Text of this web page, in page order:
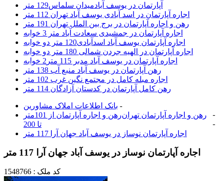
آپارتمان در یوسف آبادمیدان سلماس129 متر
اجاره آپارتمان در اسد آبادی یوسف آباد تهران 112 متر
رهن و اجاره آپارتمان در برج بین الملل تهران 191 متر
اجاره آپارتمان در جمشیدی سعادت آباد متر 3 خوابه
اجاره آپارتمان یوسف آباد اسدآبادی120 متر دو خوابه
اجاره آپارتمان در الهیه جردن شمالی 180 متر دو خوابه
اجاره آپارتمان در یوسف آباد مدبر 115 متر2 خوابه
رهن آپارتمان در یوسف آباد منبع آب 138 متر
اجاره مبله کامل در مجتمع نگین غرب 102 متر
رهن کامل آپارتمان در کدستان آزادگان 114 متر
بانک اطلاعات املاک مشاورين -
رهن و اجاره آپارتمان تهران
-
رهن و اجاره آپارتمان از 101متر
تا 200
-
اجاره آپارتمان نوساز در یوسف آباد جهان آرا 117 متر
اجاره آپارتمان نوساز در یوسف آباد جهان آرا 117 متر
کد ملک : 1548766